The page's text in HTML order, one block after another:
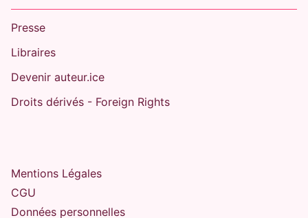
Presse
Libraires
Devenir auteur.ice
Droits dérivés - Foreign Rights
Mentions Légales
CGU
Données personnelles